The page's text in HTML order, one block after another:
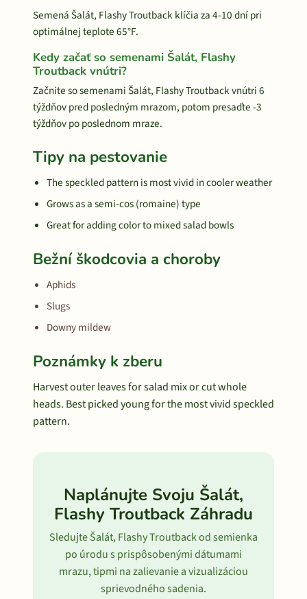
Semená Šalát, Flashy Troutback klíčia za 4-10 dní pri
optimálnej teplote 65°F.
Kedy začať so semenami Šalát, Flashy
Troutback vnútri?
Začnite so semenami Šalát, Flashy Troutback vnútri 6
týždňov pred posledným mrazom, potom presaďte -3
týždňov po poslednom mraze.
Tipy na pestovanie
The speckled pattern is most vivid in cooler weather
Grows as a semi-cos (romaine) type
Great for adding color to mixed salad bowls
Bežní škodcovia a choroby
Aphids
Slugs
Downy mildew
Poznámky k zberu
Harvest outer leaves for salad mix or cut whole
heads. Best picked young for the most vivid speckled
pattern.
Naplánujte Svoju Šalát,
Flashy Troutback Záhradu
Sledujte Šalát, Flashy Troutback od semienka
po úrodu s prispôsobenými dátumami
mrazu, tipmi na zalievanie a vizualizáciou
sprievodného sadenia.